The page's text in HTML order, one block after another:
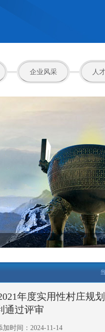
企业风采 人
年度实用性村庄规
通过评审
时间：2024-11-14